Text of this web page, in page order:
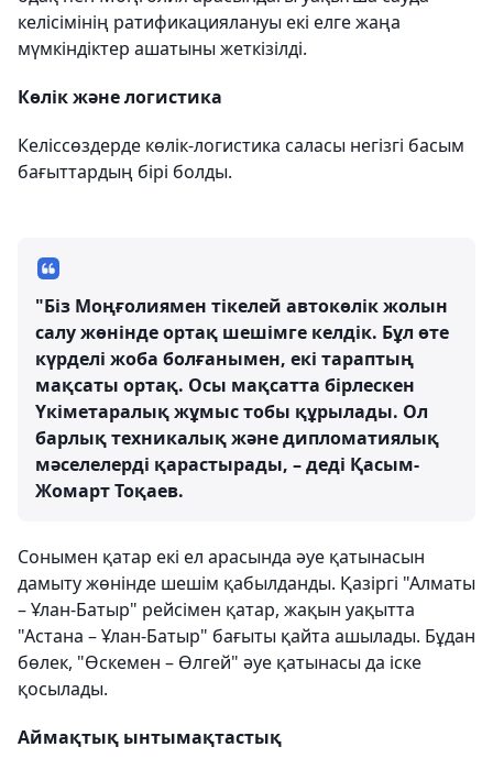
келісімінің ратификациялануы екі елге жаңа
мүмкіндіктер ашатыны жеткізілді.
Көлік және логистика
Келіссөздерде көлік-логистика саласы негізгі басым
бағыттардың бірі болды.
"Біз Моңғолиямен тікелей автокөлік жолын
салу жөнінде ортақ шешімге келдік. Бұл өте
күрделі жоба болғанымен, екі тараптың
мақсаты ортақ. Осы мақсатта бірлескен
Үкіметаралық жұмыс тобы құрылады. Ол
барлық техникалық және дипломатиялық
мәселелерді қарастырады, – деді Қасым-
Жомарт Тоқаев.
Сонымен қатар екі ел арасында әуе қатынасын
дамыту жөнінде шешім қабылданды. Қазіргі "Алматы
– Ұлан-Батыр" рейсімен қатар, жақын уақытта
"Астана – Ұлан-Батыр" бағыты қайта ашылады. Бұдан
бөлек, "Өскемен – Өлгей" әуе қатынасы да іске
қосылады.
Аймақтық ынтымақтастық